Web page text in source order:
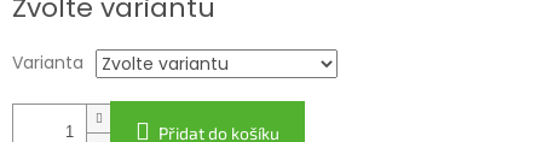
cena:
Zvolte variantu
Varianta
Přidat do košíku